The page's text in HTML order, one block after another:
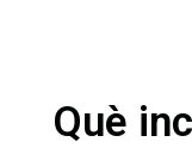
Què